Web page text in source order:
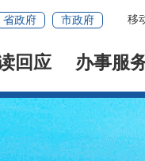
省政府 市政府 移
回应 办事服